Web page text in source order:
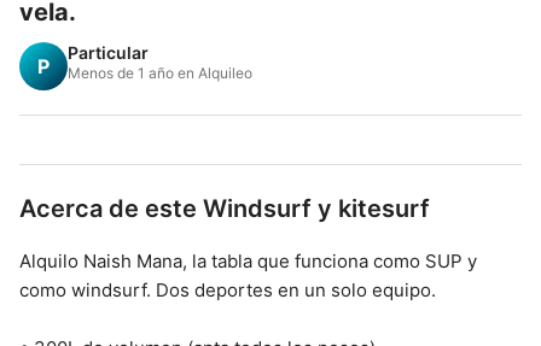
vela.
P
Particular
Menos de 1 año en Alquileo
Acerca de este Windsurf y kitesurf
Alquilo Naish Mana, la tabla que funciona como SUP y
como windsurf. Dos deportes en un solo equipo.